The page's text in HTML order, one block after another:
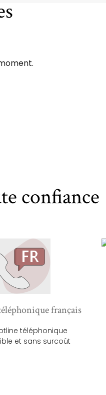
confiance
français
téléphonique
et sans surcoût